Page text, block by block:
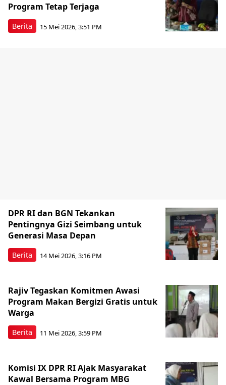
Berita
Program Tetap Terjaga
15 Mei 2026, 3:51 PM
Berita
DPR RI dan BGN Tekankan
Pentingnya Gizi Seimbang untuk
Generasi Masa Depan
14 Mei 2026, 3:16 PM
Berita
Rajiv Tegaskan Komitmen Awasi
Program Makan Bergizi Gratis untuk
Warga
11 Mei 2026, 3:59 PM
Komisi IX DPR RI Ajak Masyarakat
Kawal Bersama Program MBG